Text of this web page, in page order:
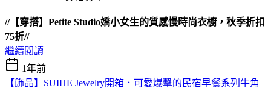
//【穿搭】Petite Studio嬌小女生的質感慢時尚衣櫥，秋季折扣
75折//
繼續閱讀
1年前
【飾品】SUIHE Jewelry開箱．可愛爆擊的民宿早餐系列牛角